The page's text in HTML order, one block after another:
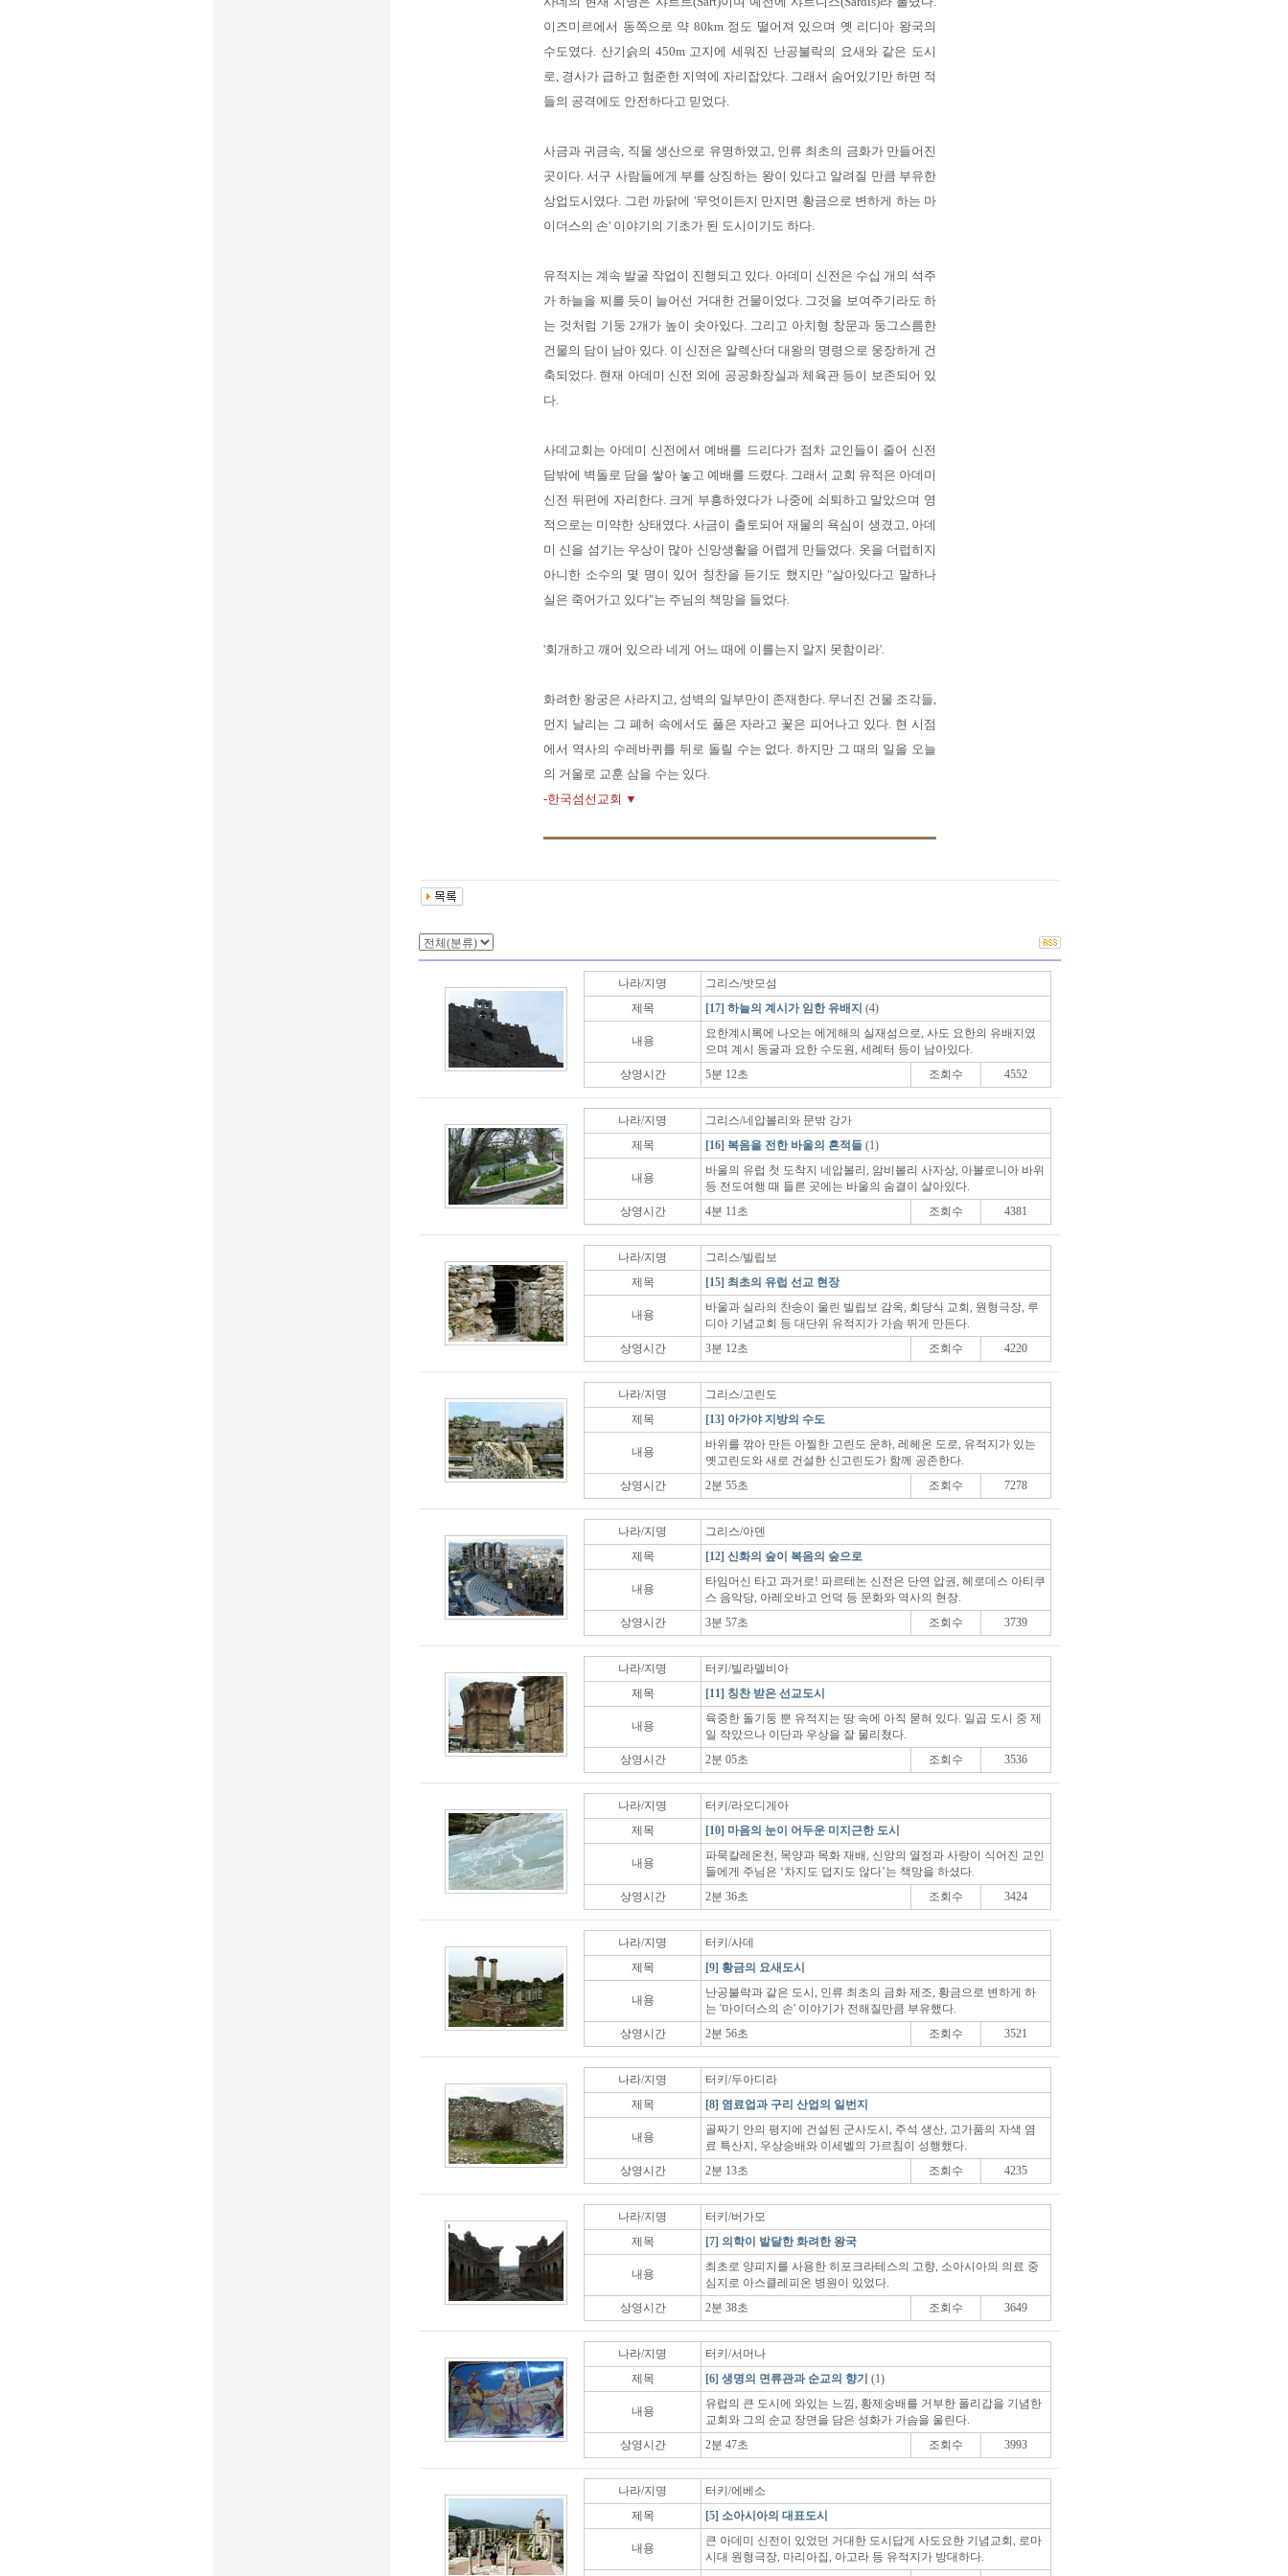
이즈미르에서 동쪽으로 약 80km 정도 떨어져 있으며 옛 리디아 왕국의
수도였다. 산기슭의 450m 고지에 세워진 난공불락의 요새와 같은 도시
로, 경사가 급하고 험준한 지역에 자리잡았다. 그래서 숨어있기만 하면 적
들의 공격에도 안전하다고 믿었다.
사금과 귀금속, 직물 생산으로 유명하였고, 인류 최초의 금화가 만들어진
곳이다. 서구 사람들에게 부를 상징하는 왕이 있다고 알려질 만큼 부유한
상업도시였다. 그런 까닭에 '무엇이든지 만지면 황금으로 변하게 하는 마
이더스의 손' 이야기의 기초가 된 도시이기도 하다.
유적지는 계속 발굴 작업이 진행되고 있다. 아데미 신전은 수십 개의 석주
가 하늘을 찌를 듯이 늘어선 거대한 건물이었다. 그것을 보여주기라도 하
는 것처럼 기둥 2개가 높이 솟아있다. 그리고 아치형 창문과 둥그스름한
건물의 담이 남아 있다. 이 신전은 알렉산더 대왕의 명령으로 웅장하게 건
축되었다. 현재 아데미 신전 외에 공공화장실과 체육관 등이 보존되어 있
다.
사데교회는 아데미 신전에서 예배를 드리다가 점차 교인들이 줄어 신전
담밖에 벽돌로 담을 쌓아 놓고 예배를 드렸다. 그래서 교회 유적은 아데미
신전 뒤편에 자리한다. 크게 부흥하였다가 나중에 쇠퇴하고 말았으며 영
적으로는 미약한 상태였다. 사금이 출토되어 재물의 욕심이 생겼고, 아데
미 신을 섬기는 우상이 많아 신앙생활을 어렵게 만들었다. 옷을 더럽히지
아니한 소수의 몇 명이 있어 칭찬을 듣기도 했지만 "살아있다고 말하나
실은 죽어가고 있다"는 주님의 책망을 들었다.
'회개하고 깨어 있으라 네게 어느 때에 이를는지 알지 못함이라'.
화려한 왕궁은 사라지고, 성벽의 일부만이 존재한다. 무너진 건물 조각들,
먼지 날리는 그 폐허 속에서도 풀은 자라고 꽃은 피어나고 있다. 현 시점
에서 역사의 수레바퀴를 뒤로 돌릴 수는 없다. 하지만 그 때의 일을 오늘
의 거울로 교훈 삼을 수는 있다.
-한국섬선교회 ▼
나라/지명
그리스/밧모섬
제목
[17] 하늘의 계시가 임한 유배지 (4)
내용
요한계시록에 나오는 에게해의 실재섬으로, 사도 요한의 유배지였
으며 계시 동굴과 요한 수도원, 세례터 등이 남아있다.
상영시간
5분 12초 조회수 4552
나라/지명
그리스/네압볼리와 문밖 강가
제목
[16] 복음을 전한 바울의 흔적들 (1)
내용
바울의 유럽 첫 도착지 네압볼리, 암비볼리 사자상, 아볼로니아 바위
등 전도여행 때 들른 곳에는 바울의 숨결이 살아있다.
상영시간
4분 11초 조회수 4381
나라/지명
그리스/빌립보
제목
[15] 최초의 유럽 선교 현장
내용
바울과 실라의 찬송이 울린 빌립보 감옥, 회당식 교회, 원형극장, 루
디아 기념교회 등 대단위 유적지가 가슴 뛰게 만든다.
상영시간
3분 12초 조회수 4220
나라/지명
그리스/고린도
제목
[13] 아가야 지방의 수도
내용
바위를 깎아 만든 아찔한 고린도 운하, 레헤온 도로, 유적지가 있는
옛고린도와 새로 건설한 신고린도가 함께 공존한다.
상영시간
2분 55초 조회수 7278
나라/지명
그리스/아덴
제목
[12] 신화의 숲이 복음의 숲으로
내용
타임머신 타고 과거로! 파르테논 신전은 단연 압권, 헤로데스 아티쿠
스 음악당, 아레오바고 언덕 등 문화와 역사의 현장.
상영시간
3분 57초 조회수 3739
나라/지명
터키/빌라델비아
제목
[11] 칭찬 받은 선교도시
내용
육중한 돌기둥 뿐 유적지는 땅 속에 아직 묻혀 있다. 일곱 도시 중 제
일 작았으나 이단과 우상을 잘 물리쳤다.
상영시간
2분 05초 조회수 3536
나라/지명
터키/라오디게아
제목
[10] 마음의 눈이 어두운 미지근한 도시
내용
파묵칼레온천, 목양과 목화 재배, 신앙의 열정과 사랑이 식어진 교인
들에게 주님은 ‘차지도 덥지도 않다’는 책망을 하셨다.
상영시간
2분 36초 조회수 3424
나라/지명
터키/사데
제목
[9] 황금의 요새도시
내용
난공불락과 같은 도시, 인류 최초의 금화 제조, 황금으로 변하게 하
는 '마이더스의 손' 이야기가 전해질만큼 부유했다.
상영시간
2분 56초 조회수 3521
나라/지명
터키/두아디라
제목
[8] 염료업과 구리 산업의 일번지
내용
골짜기 안의 평지에 건설된 군사도시, 주석 생산, 고가품의 자색 염
료 특산지, 우상숭배와 이세벨의 가르침이 성행했다.
상영시간
2분 13초 조회수 4235
나라/지명
터키/버가모
제목
[7] 의학이 발달한 화려한 왕국
내용
최초로 양피지를 사용한 히포크라테스의 고향, 소아시아의 의료 중
심지로 아스클레피온 병원이 있었다.
상영시간
2분 38초 조회수 3649
나라/지명
터키/서머나
제목
[6] 생명의 면류관과 순교의 향기 (1)
내용
유럽의 큰 도시에 와있는 느낌, 황제숭배를 거부한 폴리갑을 기념한
교회와 그의 순교 장면을 담은 성화가 가슴을 울린다.
상영시간
2분 47초 조회수 3993
나라/지명
터키/에베소
제목
[5] 소아시아의 대표도시
내용
큰 아데미 신전이 있었던 거대한 도시답게 사도요한 기념교회, 로마
시대 원형극장, 마리아집, 아고라 등 유적지가 방대하다.